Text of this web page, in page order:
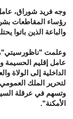
وجه فريد شوراق،
رؤساء المقاطعات
والباعة الذين باتوا
وعلمت
عامل إقليم الحسيمة
الداخلية إلى الولاة
لتحرير الملك
وتسهم في عرقلة
الأمكنة".